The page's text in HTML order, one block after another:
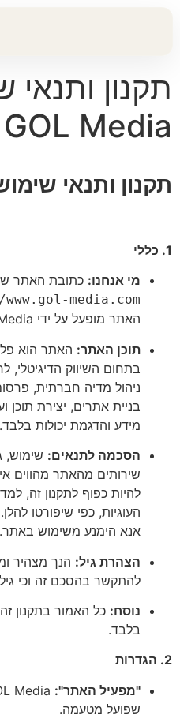
תקנון ותנאי
GOL Media
תקנון ותנאי
1. כללי
מי אנחנו: כתובת האתר
media.com
האתר מופעל על ידי GOL Media (להלן: "מפעיל האתר").
תוכן האתר: האתר הוא
ניהול מדיה חברתית,
בניית אתרים, יצירת תוכן
מידע והדגמת יכולות בלבד.
הסכמה לתנאים: שימוש,
שירותים מהאתר מהווים
להיות כפוף לתקנון זה,
העוגיות, כפי שיפורטו
אנא הימנע משימוש באתר.
הצהרת גיל: הנך מצהיר
להתקשר בהסכם זה וכי גילך הוא
נוסח: כל האמור בתקנון
בלבד.
2. הגדרות
"מפעיל האתר":
שפועל מטעמה.